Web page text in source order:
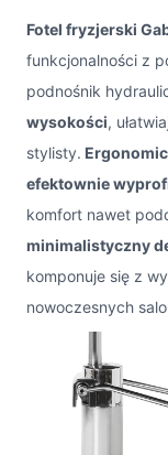
Fotel fryzjerski
funkcjonalności z
podnośnik
wysokości,
stylisty.
efektownie
komfort nawet
minimalistyczny
komponuje się z
nowoczesnych